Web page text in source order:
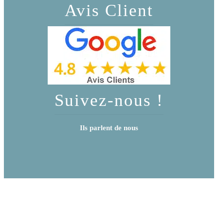
Avis Client
Suivez-nous !
Ils parlent de nous